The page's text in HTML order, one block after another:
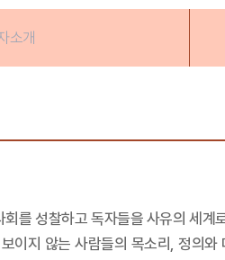
소개
를 성찰하고 독자들을 사유의 세
이지 않는 사람들의 목소리, 정의